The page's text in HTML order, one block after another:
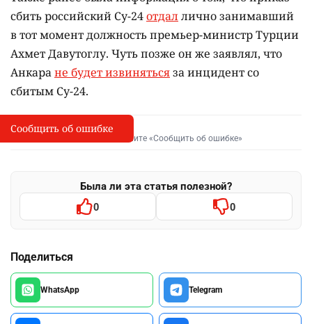
сбить российский Су-24отдаллично занимавший
в тот момент должность премьер-министр Турции
Ахмет Давутоглу. Чуть позже он же заявлял, что
Анкаране будет извинятьсяза инцидент со
сбитым Су-24.
I
Сообщить об опечатке
Выделите фрагмент и нажмите «Сообщить об ошибке»
Была ли эта статья полезной?
0 0
Поделиться
WhatsApp Telegram
Сообщить об ошибке